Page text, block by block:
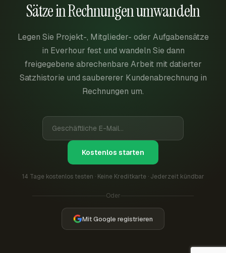
Sätze in Rechnungen umwandeln
Legen Sie Projekt-, Mitglieder- oder Aufgabensätze
in Everhour fest und wandeln Sie dann
freigegebene abrechenbare Arbeit mit datierter
Satzhistorie und saubererer Kundenabrechnung in
Rechnungen um.
Kostenlos starten
14 Tage kostenlos testen · Keine Kreditkarte · Jederzeit kündbar
Oder
Mit Google registrieren